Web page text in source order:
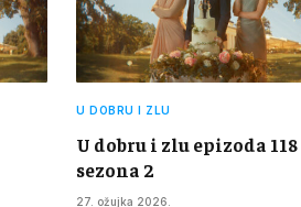
U DOBRU I ZLU
U dobru i zlu epizoda 118
sezona 2
27. ožujka 2026.